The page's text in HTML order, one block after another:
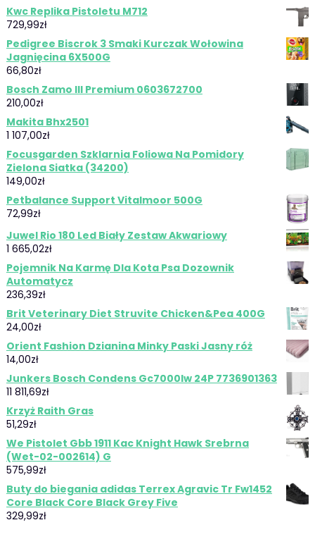
Kwc Replika Pistoletu M712
729,99zł
Pedigree Biscrok 3 Smaki Kurczak Wołowina
Jagnięcina 6X500G
66,80zł
Bosch Zamo III Premium 0603672700
210,00zł
Makita Bhx2501
1 107,00zł
Focusgarden Szklarnia Foliowa Na Pomidory
Zielona Siatka (34200)
149,00zł
Petbalance Support Vitalmoor 500G
72,99zł
Juwel Rio 180 Led Biały Zestaw Akwariowy
1 665,02zł
Pojemnik Na Karmę Dla Kota Psa Dozownik
Automatycz
236,39zł
Brit Veterinary Diet Struvite Chicken&Pea 400G
24,00zł
Orient Fashion Dzianina Minky Paski Jasny róż
14,00zł
Junkers Bosch Condens Gc7000Iw 24P 7736901363
11 811,69zł
Krzyż Raith Gras
51,29zł
We Pistolet Gbb 1911 Kac Knight Hawk Srebrna
(Wet-02-002614) G
575,99zł
Buty do biegania adidas Terrex Agravic Tr Fw1452
Core Black Core Black Grey Five
329,99zł